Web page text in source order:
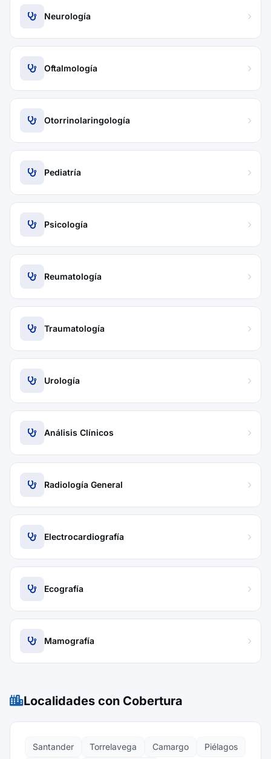
Neurología
Oftalmología
Otorrinolaringología
Pediatría
Psicología
Reumatología
Traumatología
Urología
Análisis Clínicos
Radiología General
Electrocardiografía
Ecografía
Mamografía
Localidades con Cobertura
Santander Torrelavega Camargo
Piélagos